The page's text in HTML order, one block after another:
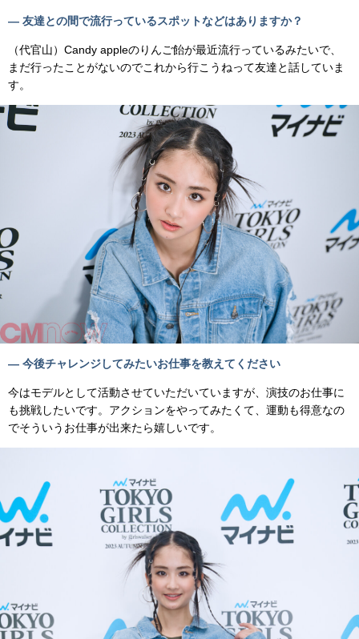
— 友達との間で流行っているスポットなどはありますか？
（代官山）Candy appleのりんご飴が最近流行っているみたいで、
まだ行ったことがないのでこれから行こうねって友達と話していま
す。
— 今後チャレンジしてみたいお仕事を教えてください
今はモデルとして活動させていただいていますが、演技のお仕事に
も挑戦したいです。アクションをやってみたくて、運動も得意なの
でそういうお仕事が出来たら嬉しいです。